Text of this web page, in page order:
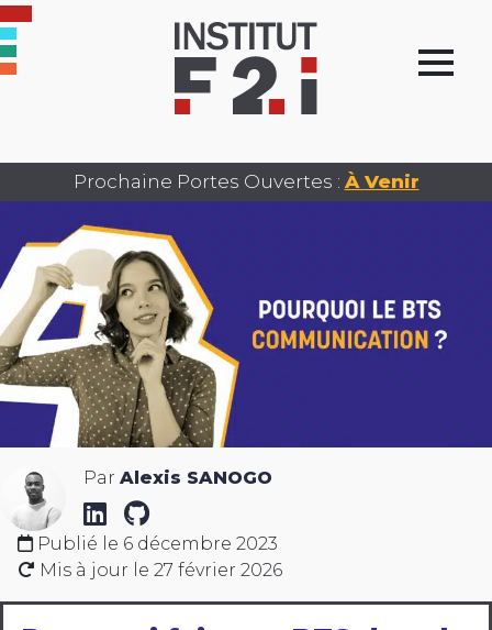
Prochaine Portes Ouvertes : À Venir
Par Alexis SANOGO
Publié le 6 décembre 2023
Mis à jour le 27 février 2026